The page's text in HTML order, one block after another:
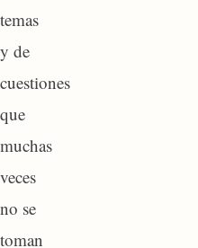
temas
y de
cuestiones
que
muchas
veces
no se
toman